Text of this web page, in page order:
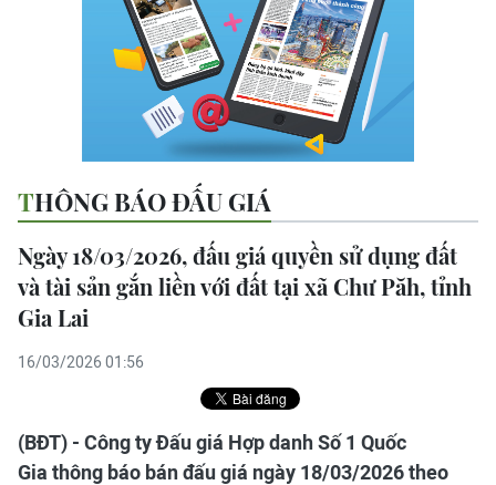
THÔNG BÁO ĐẤU GIÁ
Ngày 18/03/2026, đấu giá quyền sử dụng đất
và tài sản gắn liền với đất tại xã Chư Păh, tỉnh
Gia Lai
16/03/2026 01:56
(BĐT) - Công ty Đấu giá Hợp danh Số 1 Quốc
Gia thông báo bán đấu giá ngày 18/03/2026 theo